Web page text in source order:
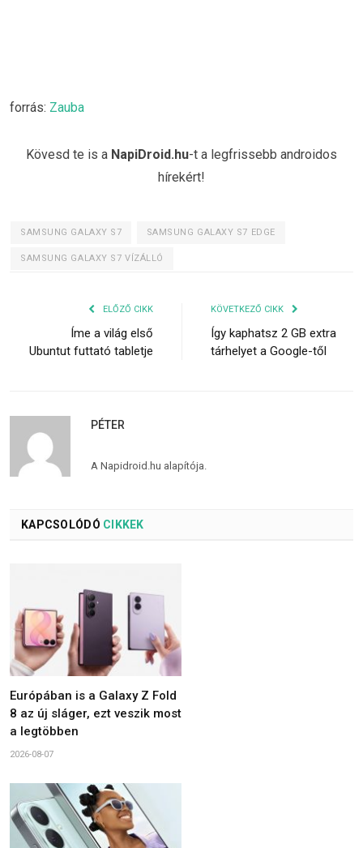
forrás: Zauba
Kövesd te is a NapiDroid.hu-t a legfrissebb androidos
hírekért!
SAMSUNG GALAXY S7 SAMSUNG GALAXY S7 EDGE
SAMSUNG GALAXY S7 VÍZÁLLÓ
ELŐZŐ CIKK
Íme a világ első
Ubuntut futtató tabletje
KÖVETKEZŐ CIKK
Így kaphatsz 2 GB extra
tárhelyet a Google-től
PÉTER
A Napidroid.hu alapítója.
KAPCSOLÓDÓ CIKKEK
Európában is a Galaxy Z Fold
8 az új sláger, ezt veszik most
a legtöbben
2026-08-07